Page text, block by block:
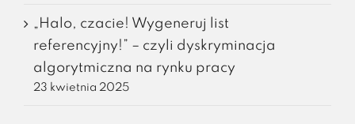
„Halo, czacie! Wygeneruj list
referencyjny!” – czyli dyskryminacja
algorytmiczna na rynku pracy
23 kwietnia 2025